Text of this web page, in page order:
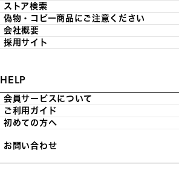
ストア検索
偽物・コピー商品にご注意ください
会社概要
採用サイト
HELP
会員サービスについて
ご利用ガイド
初めての方へ
お問い合わせ